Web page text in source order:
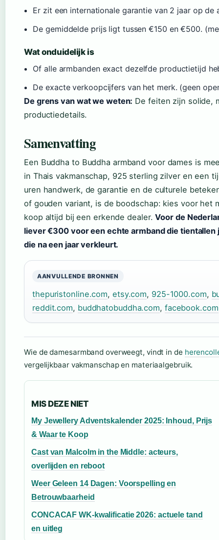
Er zit een internationale garantie van 2 jaar op de
De gemiddelde prijs ligt tussen €150 en €500.
Wat onduidelijk is
Of alle armbanden exact dezelfde productietijd
De exacte verkoopcijfers van het merk. (geen
De grens van wat we weten: De feiten zijn solide,
productiedetails.
Samenvatting
Een Buddha to Buddha armband voor dames is
in Thais vakmanschap, 925 sterling zilver en een
uren handwerk, de garantie en de culturele
of gouden variant, is de boodschap: kies voor het
koop altijd bij een erkende dealer.Voor de
liever €300 voor een echte armband die
die na een jaar verkleurt.
AANVULLENDE BRONNEN
thepuristonline.com, etsy.com, 925-1000.com,
reddit.com, buddhatobuddha.com, facebook.com
Wie de damesarmband overweegt, vindt in de
vergelijkbaar vakmanschap en materiaalgebruik.
MIS DEZE NIET
My Jewellery Adventskalender 2025: Inhoud, Prijs
& Waar te Koop
Cast van Malcolm in the Middle: acteurs,
overlijden en reboot
Weer Geleen 14 Dagen: Voorspelling en
Betrouwbaarheid
CONCACAF WK-kwalificatie 2026: actuele tand
en uitleg